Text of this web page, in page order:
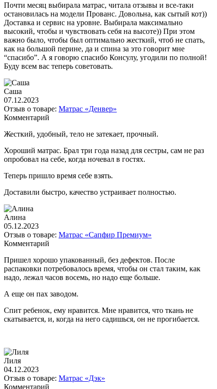
Почти месяц выбирала матрас, читала отзывы и все-таки
остановилась на модели Прованс. Довольна, как сытый кот))
Доставка и сервис на уровне. Выбирала максимально
высокий, чтобы и чувствовать себя на высоте)) При этом
важно было, чтобы был оптимально жесткий, чтоб не спать,
как на большой перине, да и спина за это говорит мне
“спасибо”. А я говорю спасибо Консулу, угодили по полной!
Буду всем вас теперь советовать.
Саша
07.12.2023
Отзыв о товаре: Матрас «Денвер»
Комментарий
Жесткий, удобный, тело не затекает, прочный.
Хороший матрас. Брал три года назад для сестры, сам не раз
опробовал на себе, когда ночевал в гостях.
Теперь пришло время себе взять.
Доставили быстро, качество устраивает полностью.
Алина
05.12.2023
Отзыв о товаре: Матрас «Сапфир Премиум»
Комментарий
Пришел хорошо упакованный, без дефектов. После
распаковки потребовалось время, чтобы он стал таким, как
надо, лежал часов восемь, но надо еще больше.
А еще он пах заводом.
Спит ребенок, ему нравится. Мне нравится, что ткань не
скатывается, и, когда на него садишься, он не прогибается.
Лиля
04.12.2023
Отзыв о товаре: Матрас «Дэк»
Комментарий